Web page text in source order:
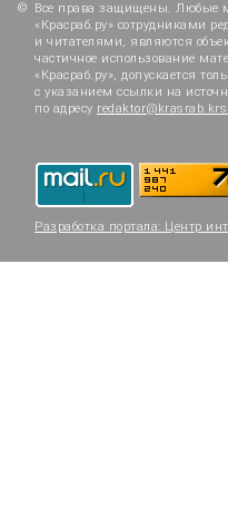
Все права защищены. Любые
«Красраб.ру» сотрудниками
и читателями, являются
частичное использование
«Красраб.ру», допускается
с указанием ссылки на
по адресу
Разработка портала: Центр